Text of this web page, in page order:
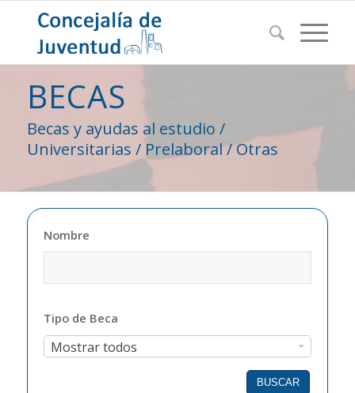
BECAS
Becas y ayudas al estudio /
Universitarias / Prelaboral / Otras
Nombre
Tipo de Beca
Mostrar todos
Tipo